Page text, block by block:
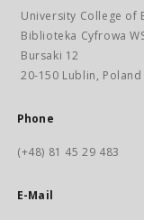
University College of
Biblioteka Cyfrowa
Bursaki 12
20-150 Lublin, Poland
Phone
(+48) 81 45 29 483
E-Mail